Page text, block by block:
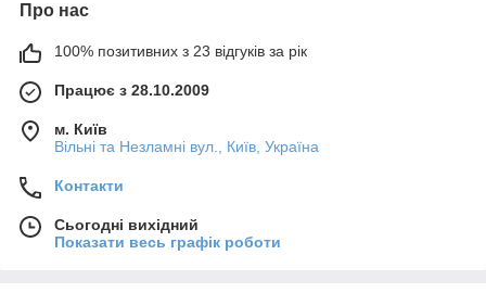
Про нас
100% позитивних з 23 відгуків за рік
Працює з 28.10.2009
м. Київ
Вільні та Незламні вул., Київ, Україна
Контакти
Сьогодні вихідний
Показати весь графік роботи